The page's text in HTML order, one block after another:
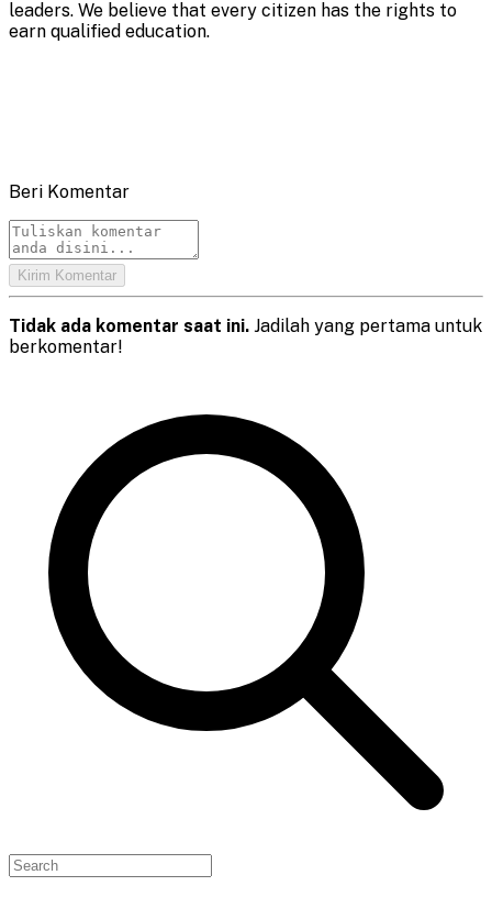
leaders. We believe that every citizen has the rights to
earn qualified education.
Beri Komentar
Kirim Komentar
Tidak ada komentar saat ini. Jadilah yang pertama untuk
berkomentar!